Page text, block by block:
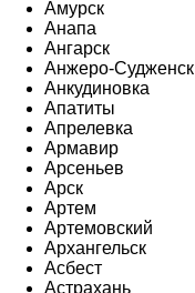
Амурск
Анапа
Ангарск
Анжеро-Судженск
Анкудиновка
Апатиты
Апрелевка
Армавир
Арсеньев
Арск
Артем
Артемовский
Архангельск
Асбест
Астрахань